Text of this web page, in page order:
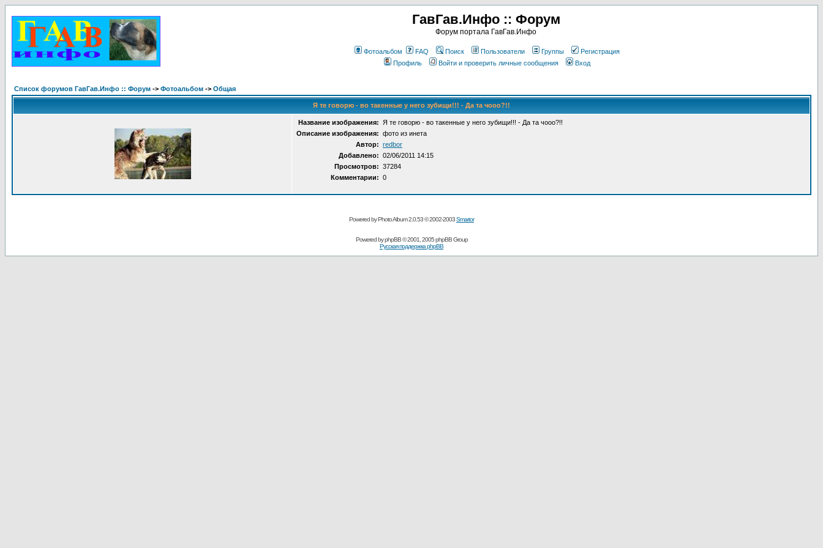
ГавГав.Инфо :: Форум
Форум портала ГавГав.Инфо
Фотоальбом FAQ Поиск Пользователи Группы
Регистрация
Профиль
Войти и проверить личные сообщения Вход
Список форумов ГавГав.Инфо :: Форум -> Фотоальбом -> Общая
Я те говорю - во такенные у него зубищи!!! - Да та чооо?!!
Название изображения: Я те говорю - во такенные у него зубищи!!! - Да та чооо?!!
Описание изображения: фото из инета
Автор: redbor
Добавлено: 02/06/2011 14:15
Просмотров: 37284
Комментарии: 0
Powered by Photo Album 2.0.53 © 2002-2003Smartor
Powered byphpBB© 2001, 2005 phpBB Group
Русская поддержка phpBB